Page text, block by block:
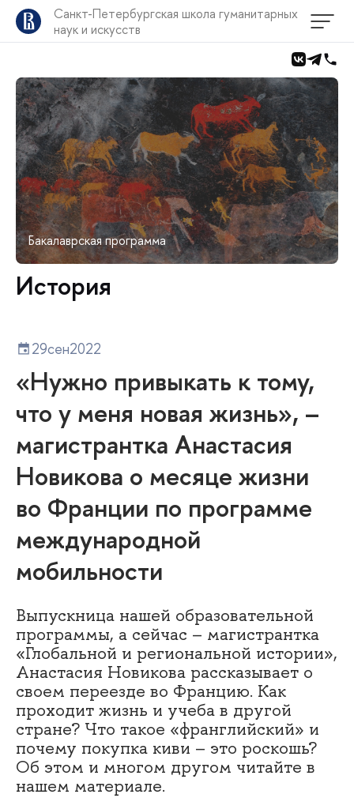
Санкт-Петербургская школа гуманитарных
наук и искусств
Бакалаврская программа
История
29сен2022
«Нужно привыкать к тому,
что у меня новая жизнь», –
магистрантка Анастасия
Новикова о месяце жизни
во Франции по программе
международной
мобильности
Выпускница нашей образовательной
программы, а сейчас – магистрантка
«Глобальной и региональной истории»,
Анастасия Новикова рассказывает о
своем переезде во Францию. Как
проходит жизнь и учеба в другой
стране? Что такое «франглийский» и
почему покупка киви – это роскошь?
Об этом и многом другом читайте в
нашем материале.